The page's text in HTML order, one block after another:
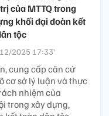
của MTTQ trong
khối đại đoàn kết
tộc
2025 17:33’
cung cấp căn cứ
cơ sở lý luận và thực
nhiệm của
trong xây dựng,